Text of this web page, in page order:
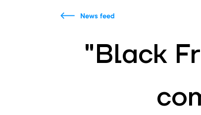
News feed
"Black